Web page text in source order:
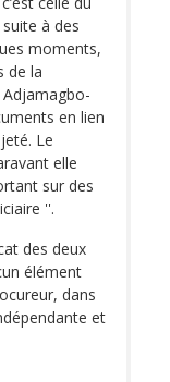
à des
moments,
de la
en lien
Le
elle
sur des
''.
des deux
élément
dans
et